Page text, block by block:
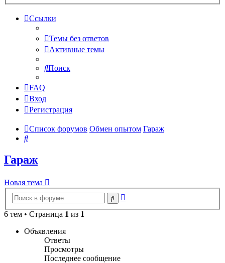
Ссылки
Темы без ответов
Активные темы
Поиск
FAQ
Вход
Регистрация
Список форумов Обмен опытом Гараж
Поиск
Гараж
Новая тема
Поиск
6 тем • Страница 1 из 1
Объявления
Ответы
Просмотры
Последнее сообщение